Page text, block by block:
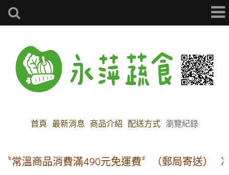
首頁 最新消息 商品介紹 配送方式 瀏覽紀錄
常溫商品消費滿490元免運費〞（郵局寄送）